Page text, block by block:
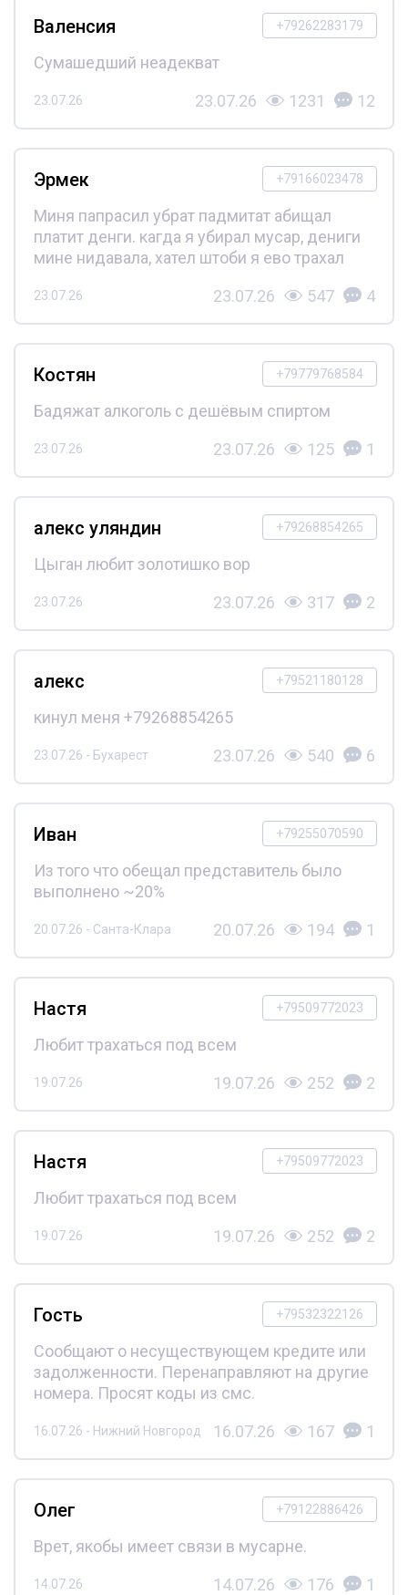
+79262283179
Валенсия
Сумашедший неадекват
23.07.26 23.07.26 1231 12
+79166023478
Эрмек
Миня папрасил убрат падмитат абищал
платит денги. кагда я убирал мусар, дениги
мине нидавала, хател штоби я ево трахал
23.07.26 23.07.26 547 4
+79779768584
Костян
Бадяжат алкоголь с дешёвым спиртом
23.07.26 23.07.26 125 1
+79268854265
алекс уляндин
Цыган любит золотишко вор
23.07.26 23.07.26 317 2
+79521180128
алекс
кинул меня +79268854265
23.07.26 - Бухарест 23.07.26 540 6
+79255070590
Иван
Из того что обещал представитель было
выполнено ~20%
20.07.26 - Санта-Клара 20.07.26 194 1
+79509772023
Настя
Любит трахаться под всем
19.07.26 19.07.26 252 2
+79509772023
Настя
Любит трахаться под всем
19.07.26 19.07.26 252 2
+79532322126
Гость
Сообщают о несуществующем кредите или
задолженности. Перенаправляют на другие
номера. Просят коды из смс.
16.07.26 - Нижний Новгород 16.07.26 167 1
+79122886426
Олег
Врет, якобы имеет связи в мусарне.
14.07.26 14.07.26 176 1